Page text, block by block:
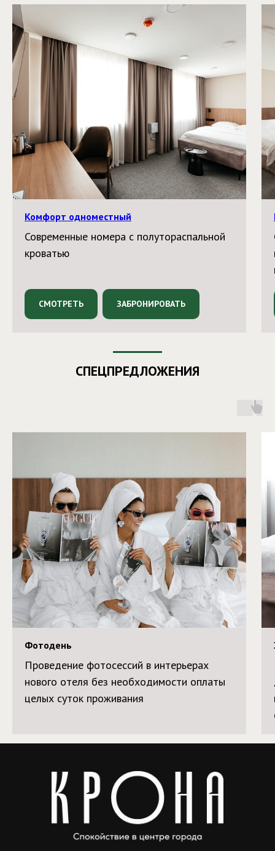
Комфорт одноместный
Современные номера с полутораспальной
кроватью
СМОТРЕТЬ ЗАБРОНИРОВАТЬ
СПЕЦПРЕДЛОЖЕНИЯ
Фотодень
Проведение фотосессий в интерьерах
нового отеля без необходимости оплаты
целых суток проживания